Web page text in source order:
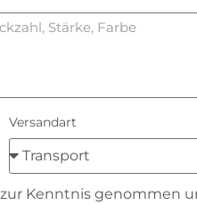
Versandart
zur Kenntnis genommen